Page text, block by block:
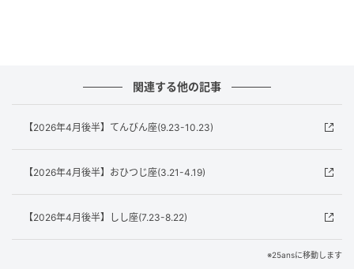
関連する他の記事
【2026年4月後半】てんびん座(9.23-10.23)
【2026年4月後半】おひつじ座(3.21-4.19)
【2026年4月後半】しし座(7.23-8.22)
※25ansに移動します